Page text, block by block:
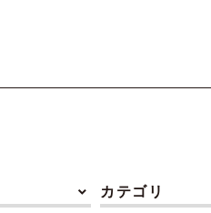
カテゴリ